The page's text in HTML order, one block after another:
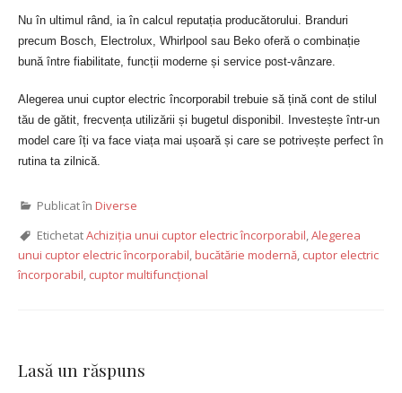
Nu în ultimul rând, ia în calcul reputația producătorului. Branduri
precum Bosch, Electrolux, Whirlpool sau Beko oferă o combinație
bună între fiabilitate, funcții moderne și service post-vânzare.
Alegerea unui cuptor electric încorporabil trebuie să țină cont de stilul
tău de gătit, frecvența utilizării și bugetul disponibil. Investește într-un
model care îți va face viața mai ușoară și care se potrivește perfect în
rutina ta zilnică.
Publicat în Diverse
EtichetatAchiziția unui cuptor electric încorporabil,Alegerea
unui cuptor electric încorporabil,bucătărie modernă, cuptor electric
încorporabil, cuptor multifuncțional
Lasă un răspuns